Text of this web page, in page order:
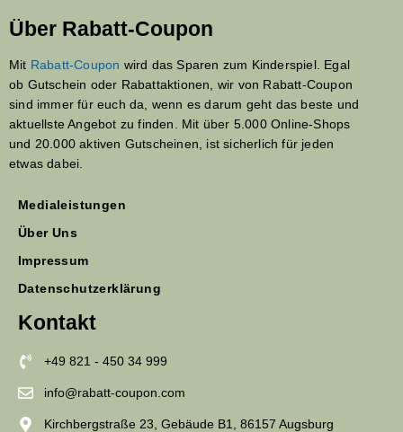
Über Rabatt-Coupon
Mit Rabatt-Coupon wird das Sparen zum Kinderspiel. Egal
ob Gutschein oder Rabattaktionen, wir von Rabatt-Coupon
sind immer für euch da, wenn es darum geht das beste und
aktuellste Angebot zu finden. Mit über 5.000 Online-Shops
und 20.000 aktiven Gutscheinen, ist sicherlich für jeden
etwas dabei.
Medialeistungen
Über Uns
Impressum
Datenschutzerklärung
Kontakt
+49 821 - 450 34 999
info@rabatt-coupon.com
Kirchbergstraße 23, Gebäude B1, 86157 Augsburg